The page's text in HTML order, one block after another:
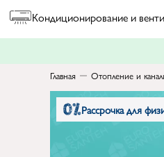
Кондиционирование и
Главная Отопление и
Рассрочка для